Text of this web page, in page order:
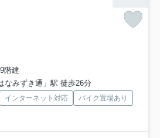
階建
なみずき通」駅 徒歩26分
インターネット対応
バイク置場あり